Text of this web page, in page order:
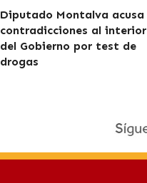
Diputado Montalva acusa
contradicciones al interior
del Gobierno por test de
drogas